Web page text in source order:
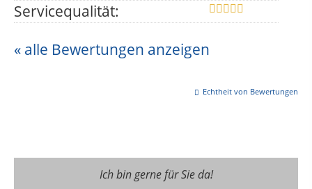
Servicequalität:
« alle Bewertungen anzeigen
Echtheit von Bewertungen
Ich bin gerne für Sie da!